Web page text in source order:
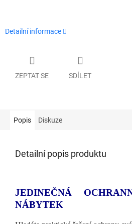
Detailní informace
ZEPTAT SE SDÍLET
Popis Diskuze
Detailní popis produktu
JEDINEČNÁ
NÁBYTEK